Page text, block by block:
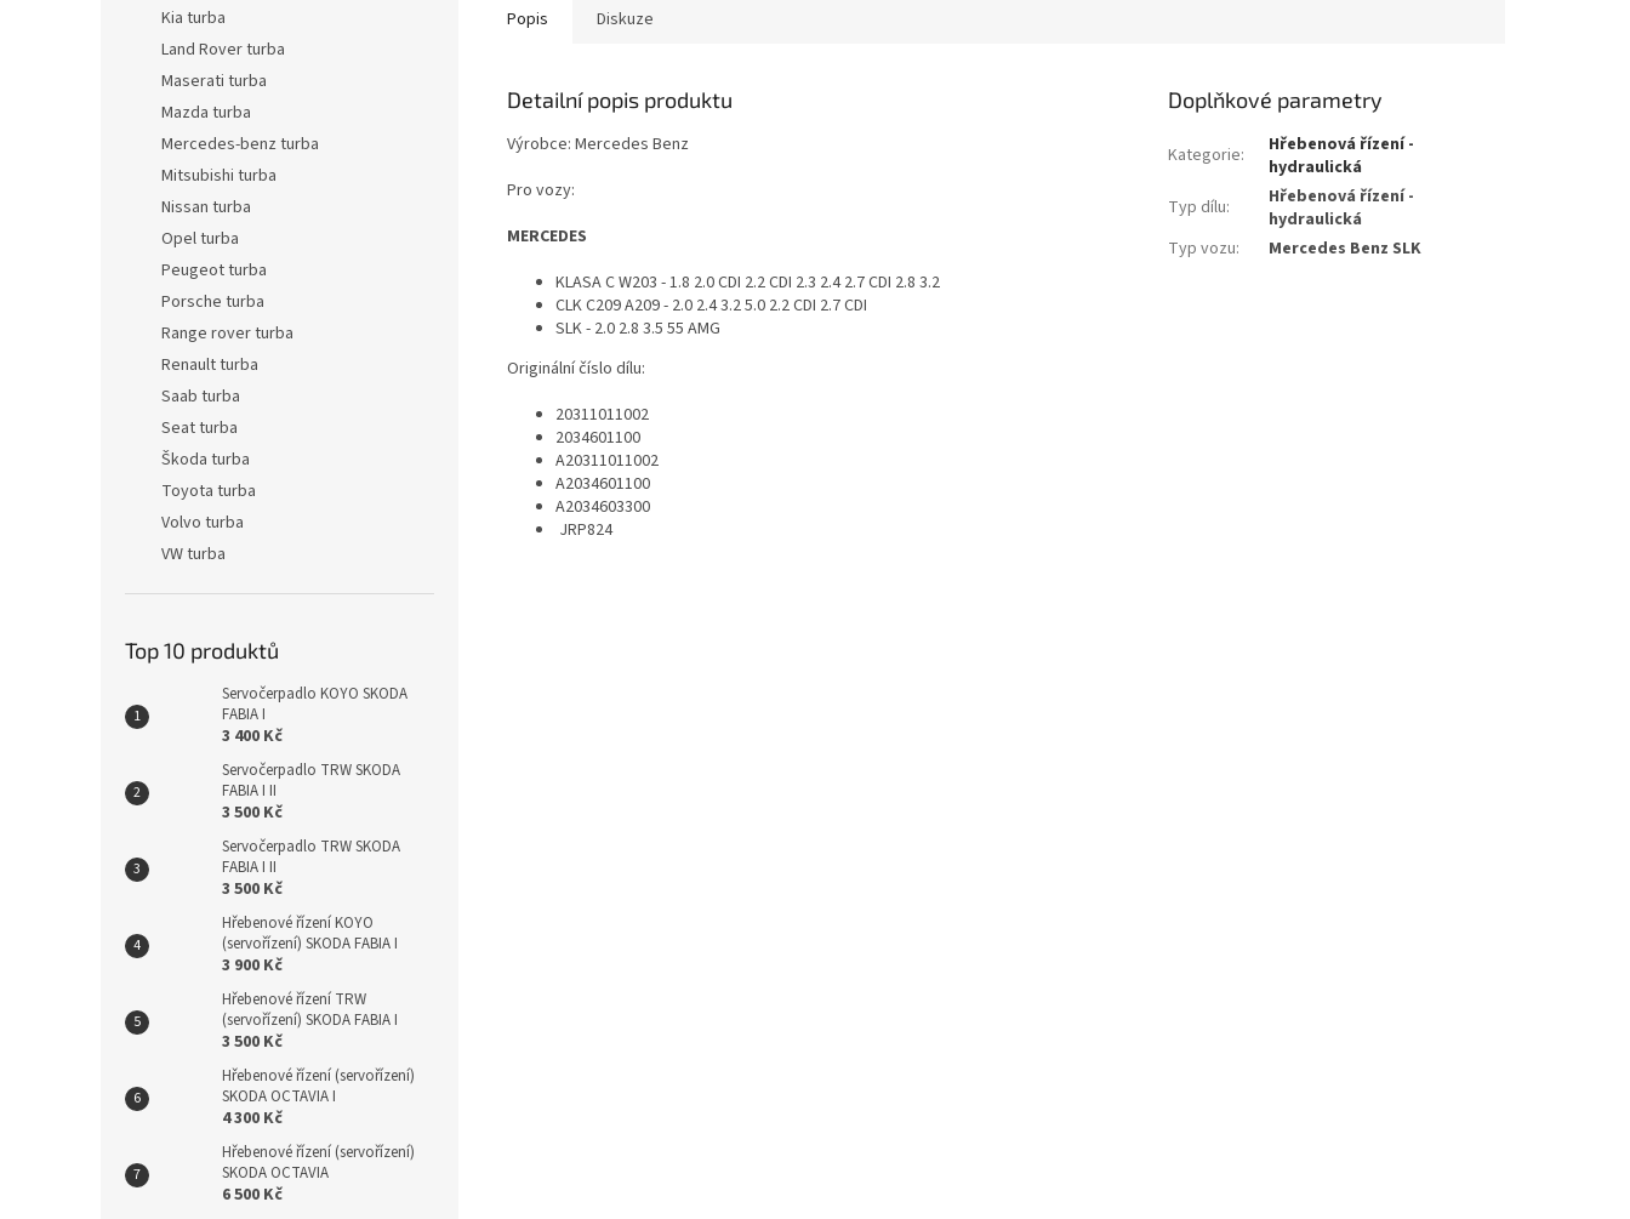
Kia turba
Land Rover turba
Maserati turba
Mazda turba
Mercedes-benz turba
Mitsubishi turba
Nissan turba
Opel turba
Peugeot turba
Porsche turba
Range rover turba
Renault turba
Saab turba
Seat turba
Škoda turba
Toyota turba
Volvo turba
VW turba
Top 10 produktů
Servočerpadlo KOYO SKODA
FABIA I
3 400 Kč
Servočerpadlo TRW SKODA
FABIA I II
3 500 Kč
Servočerpadlo TRW SKODA
FABIA I II
3 500 Kč
Hřebenové řízení KOYO
(servořízení) SKODA FABIA I
3 900 Kč
Hřebenové řízení TRW
(servořízení) SKODA FABIA I
3 500 Kč
Hřebenové řízení (servořízení)
SKODA OCTAVIA I
4 300 Kč
Hřebenové řízení (servořízení)
SKODA OCTAVIA
6 500 Kč
Popis Diskuze
Detailní popis produktu
Výrobce: Mercedes Benz
Pro vozy:
MERCEDES
KLASA C W203 - 1.8 2.0 CDI 2.2 CDI 2.3 2.4 2.7 CDI 2.8 3.2
CLK C209 A209 - 2.0 2.4 3.2 5.0 2.2 CDI 2.7 CDI
SLK - 2.0 2.8 3.5 55 AMG
Originální číslo dílu:
20311011002
2034601100
A20311011002
A2034601100
A2034603300
JRP824
Doplňkové parametry
Kategorie:
Hřebenová řízení -
hydraulická
Typ dílu:
Hřebenová řízení -
hydraulická
Typ vozu: Mercedes Benz SLK